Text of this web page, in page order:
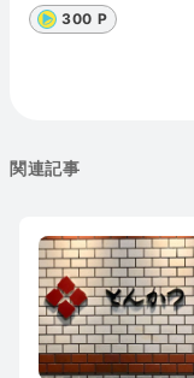
300 P
関連記事